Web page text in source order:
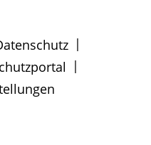
|
|